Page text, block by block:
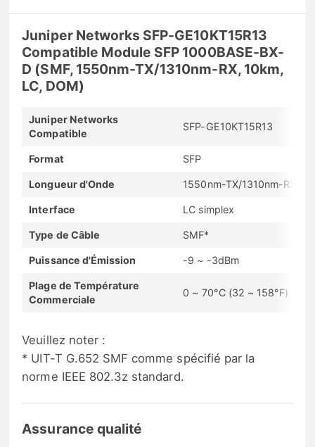
Juniper Networks SFP-GE10KT15R13
Compatible Module SFP 1000BASE-BX-
D (SMF, 1550nm-TX/1310nm-RX, 10km,
LC, DOM)
Juniper Networks
Compatible
SFP-GE10KT15R13
Format SFP
Longueur d'Onde 1550nm-TX/1310nm-RX
Interface LC simplex
Type de Câble SMF*
Puissance d'Émission -9 ~ -3dBm
Plage de Température
Commerciale
0 ~ 70°C (32 ~ 158°F)
Veuillez noter :
* UIT-T G.652 SMF comme spécifié par la
norme IEEE 802.3z standard.
Assurance qualité